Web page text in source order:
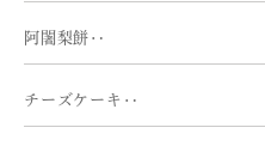
阿闍梨餅‥
チーズケーキ‥